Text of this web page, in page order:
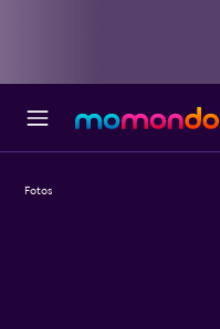
Fotos